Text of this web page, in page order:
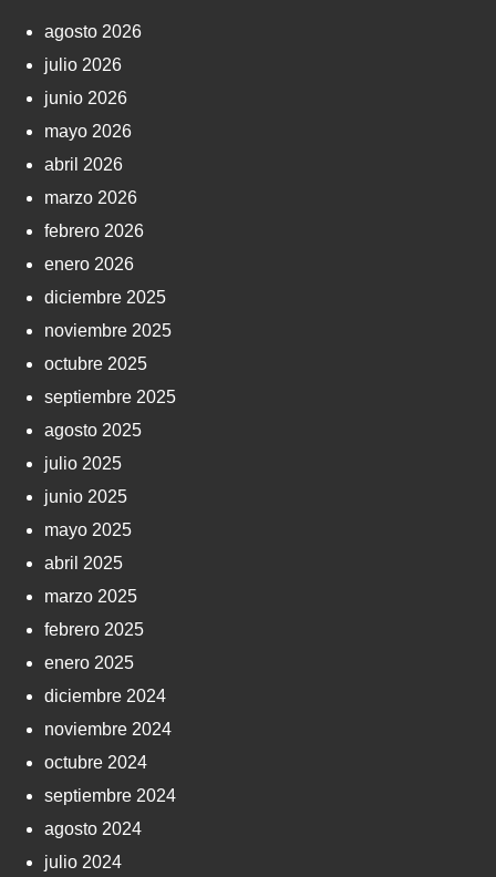
agosto 2026
julio 2026
junio 2026
mayo 2026
abril 2026
marzo 2026
febrero 2026
enero 2026
diciembre 2025
noviembre 2025
octubre 2025
septiembre 2025
agosto 2025
julio 2025
junio 2025
mayo 2025
abril 2025
marzo 2025
febrero 2025
enero 2025
diciembre 2024
noviembre 2024
octubre 2024
septiembre 2024
agosto 2024
julio 2024